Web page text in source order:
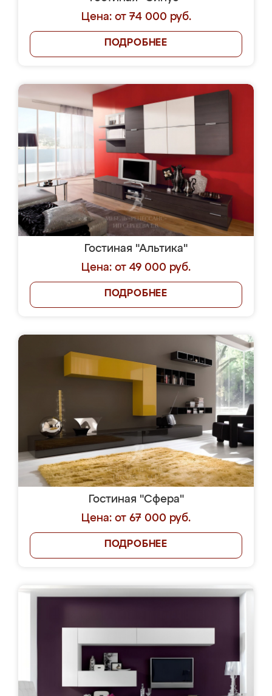
Цена: от 74 000 руб.
ПОДРОБНЕЕ
Гостиная "Альтика"
Цена: от 49 000 руб.
ПОДРОБНЕЕ
Гостиная "Сфера"
Цена: от 67 000 руб.
ПОДРОБНЕЕ